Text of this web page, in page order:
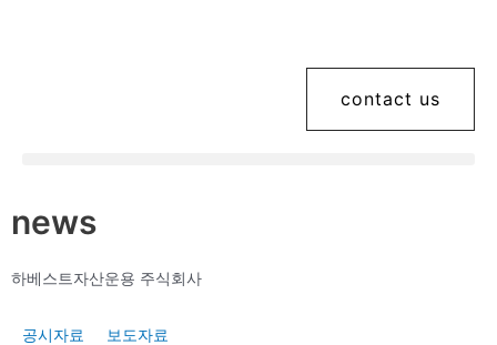
contact us
news
하베스트자산운용 주식회사
공시자료 보도자료